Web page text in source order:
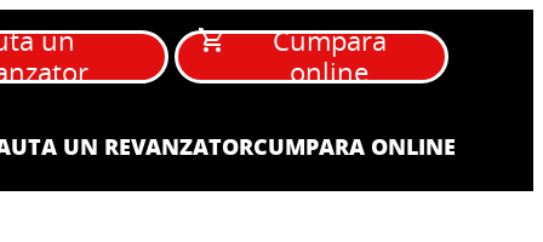
un
Cumpara
online
UN REVANZATORCUMPARA ONLINE